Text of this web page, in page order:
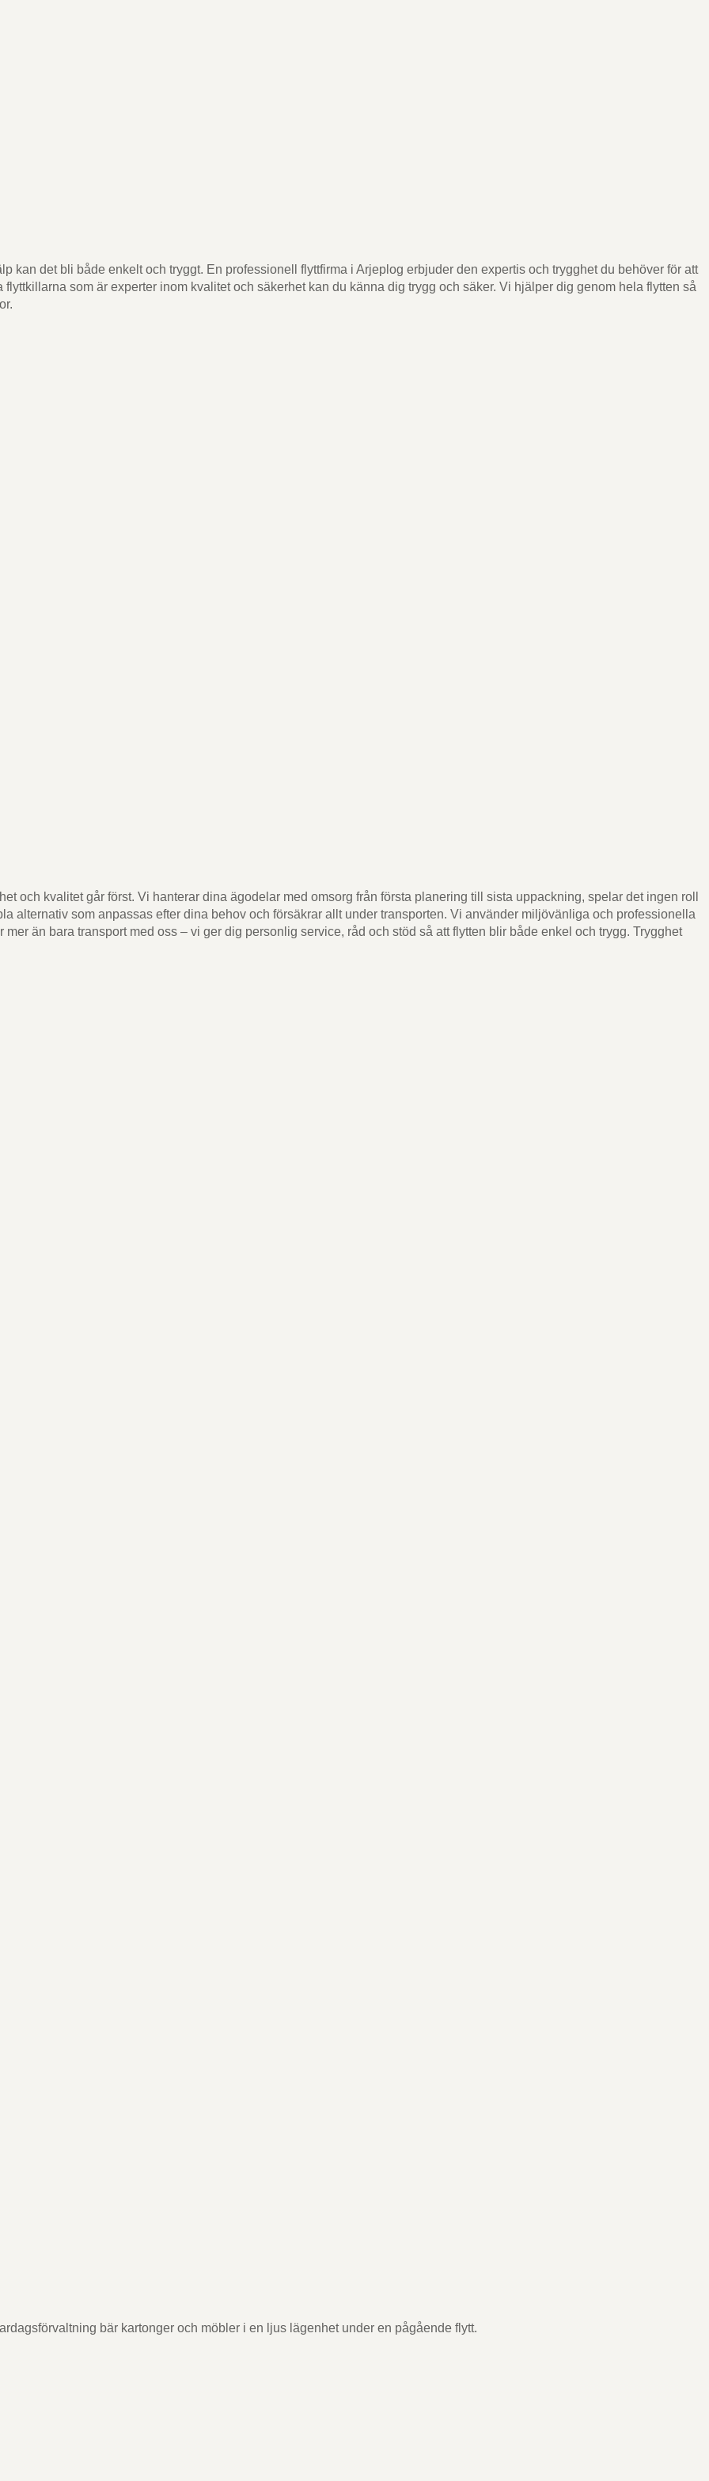
kan det bli både enkelt och tryggt. En professionell flyttfirma i Arjeplog erbjuder den expertis och trygghet du behöver för att
som är experter inom kvalitet och säkerhet kan du känna dig trygg och säker. Vi hjälper dig genom hela flytten så
och kvalitet går först. Vi hanterar dina ägodelar med omsorg från första planering till sista uppackning, spelar det ingen roll
alternativ som anpassas efter dina behov och försäkrar allt under transporten. Vi använder miljövänliga och professionella
än bara transport med oss – vi ger dig personlig service, råd och stöd så att flytten blir både enkel och trygg. Trygghet